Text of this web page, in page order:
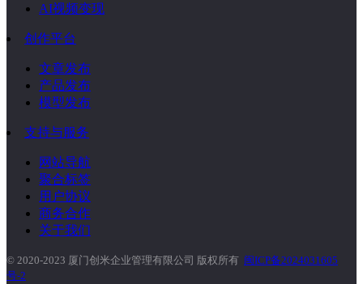
AI视频变现
创作平台
文章发布
产品发布
模型发布
支持与服务
网站导航
聚合标签
用户协议
商务合作
关于我们
© 2020-2023 厦门创米企业管理有限公司 版权所有 闽ICP备2024031605
号-2